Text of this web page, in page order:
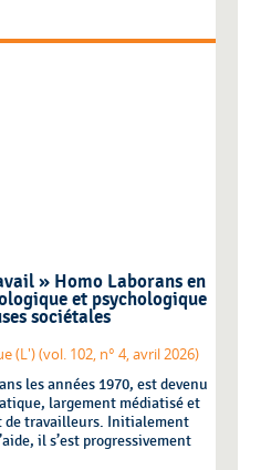
» Homo Laborans en
et psychologique
sociétales
(L') (vol. 102, n° 4, avril 2026)
les années 1970, est devenu
largement médiatisé et
de travailleurs. Initialement
il s’est progressivement